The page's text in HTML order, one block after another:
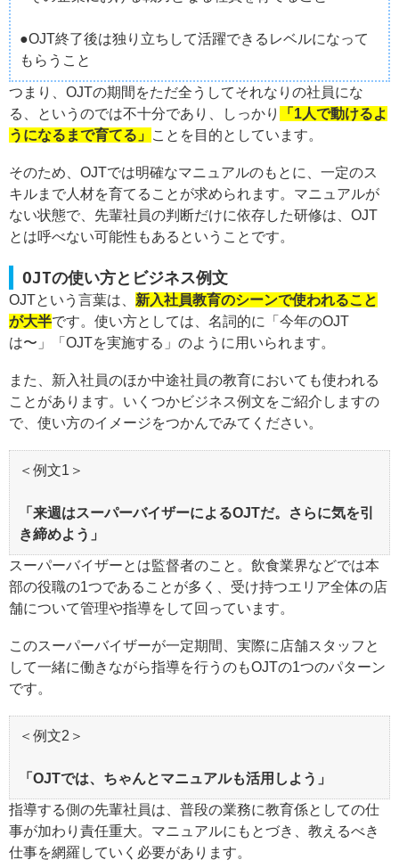
●OJT終了後は独り立ちして活躍できるレベルになって
もらうこと
つまり、OJTの期間をただ全うしてそれなりの社員にな
る、というのでは不十分であり、しっかり
「1人で動けるよ
うになるまで育てる」
ことを目的としています。
そのため、OJTでは明確なマニュアルのもとに、一定のス
キルまで人材を育てることが求められます。マニュアルが
ない状態で、先輩社員の判断だけに依存した研修は、OJT
とは呼べない可能性もあるということです。
OJTの使い方とビジネス例文
OJTという言葉は、 新入社員教育のシーンで使われること
が大半です。使い方としては、名詞的に「今年のOJT
は〜」「OJTを実施する」のように用いられます。
また、新入社員のほか中途社員の教育においても使われる
ことがあります。いくつかビジネス例文をご紹介しますの
で、使い方のイメージをつかんでみてください。
＜例文1＞
「来週はスーパーバイザーによるOJTだ。さらに気を引
き締めよう」
スーパーバイザーとは監督者のこと。飲食業界などでは本
部の役職の1つであることが多く、受け持つエリア全体の店
舗について管理や指導をして回っています。
このスーパーバイザーが一定期間、実際に店舗スタッフと
して一緒に働きながら指導を行うのもOJTの1つのパターン
です。
＜例文2＞
「OJTでは、ちゃんとマニュアルも活用しよう」
指導する側の先輩社員は、普段の業務に教育係としての仕
事が加わり責任重大。マニュアルにもとづき、教えるべき
仕事を網羅していく必要があります。